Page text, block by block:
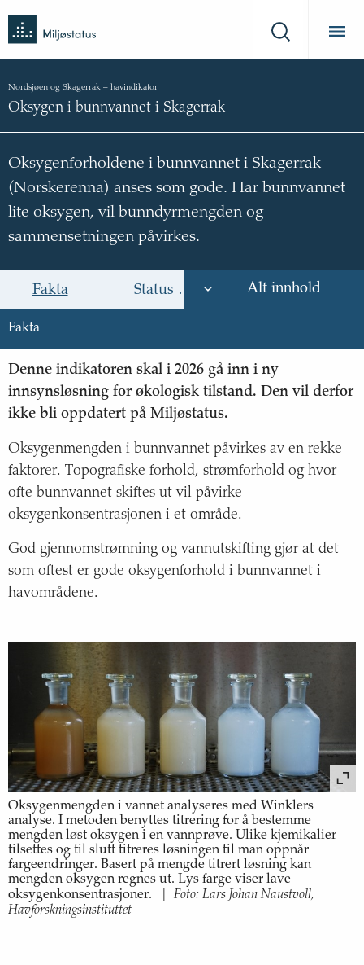
Miljøstatus
til
forsiden
Søk
Nordsjøen og Skagerrak – havindikator
Oksygen i bunnvannet i Skagerrak
Oksygenforholdene i bunnvannet i Skagerrak
(Norskerenna) anses som gode. Har bunnvannet
lite oksygen, vil bunndyrmengden og -
sammensetningen påvirkes.
Fakta Status og trend Årsak til
Alt innhold
Fakta
Status og trend
Årsak til trendene
Konsekvenser
Om havindikatoren
Transport av vannmasser i Nordsjøen og Skagerrak
Næringssalter i Skagerrak
Oksygen i bunnvannet i Skagerrak
Fakta
Denne indikatoren skal i 2026 gå inn i ny
innsynsløsning for økologisk tilstand. Den vil derfor
ikke bli oppdatert på Miljøstatus.
Oksygenmengden i bunnvannet påvirkes av en rekke
faktorer. Topografiske forhold, strømforhold og hvor
ofte bunnvannet skiftes ut vil påvirke
oksygenkonsentrasjonen i et område.
God gjennomstrømning og vannutskifting gjør at det
som oftest er gode oksygenforhold i bunnvannet i
havområdene.
Oksygenmengden i vannet analyseres med Winklers
analyse. I metoden benyttes titrering for å bestemme
mengden løst oksygen i en vannprøve. Ulike kjemikalier
tilsettes og til slutt titreres løsningen til man oppnår
fargeendringer. Basert på mengde titrert løsning kan
mengden oksygen regnes ut. Lys farge viser lave
oksygenkonsentrasjoner.
Foto: Lars Johan Naustvoll,
Havforskningsinstituttet